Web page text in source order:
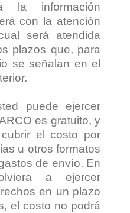
la información
con la atención
será atendida
plazos que, para
se señalan en el
puede ejercer
es gratuito, y
el costo por
u otros formatos
de envío. En
a ejercer
en un plazo
el costo no podrá